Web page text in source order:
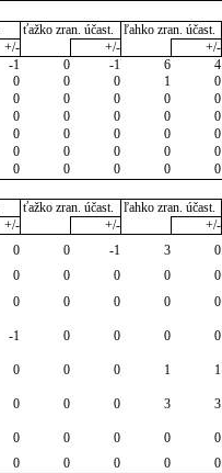
ťažko zran. účast. ľahko zran. účast.
+/- +/- +/-
-1 0 -1 6 4
0 0 0 1 0
0 0 0 0 0
0 0 0 0 0
0 0 0 0 0
0 0 0 0 0
0 0 0 0 0
ťažko zran. účast. ľahko zran. účast.
+/- +/- +/-
0 0 -1 3 0
0 0 0 0 0
0 0 0 0 0
-1 0 0 0 0
0 0 0 1 1
0 0 0 3 3
0 0 0 0 0
0 0 0 0 0